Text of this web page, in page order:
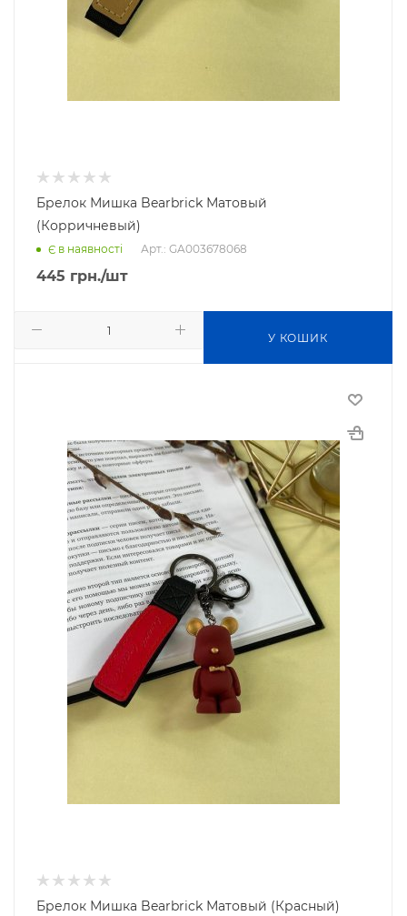
Брелок Мишка Bearbrick Матовый
(Корричневый)
Є в наявності Арт.: GA003678068
445 грн./шт
У КОШИК
Брелок Мишка Bearbrick Матовый (Красный)